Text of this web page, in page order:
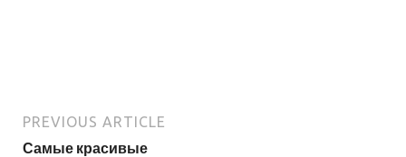
PREVIOUS ARTICLE
Самые красивые